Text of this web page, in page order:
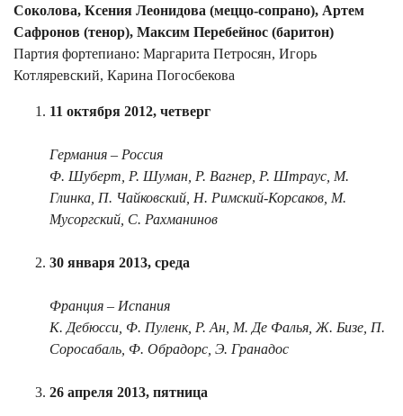
Соколова, Ксения Леонидова (меццо-сопрано), Артем
Сафронов (тенор), Максим Перебейнос (баритон)
Партия фортепиано: Маргарита Петросян, Игорь
Котляревский, Карина Погосбекова
11 октября 2012, четверг
Германия – Россия
Ф. Шуберт, Р. Шуман, Р. Вагнер, Р. Штраус, М.
Глинка, П. Чайковский, Н. Римский-Корсаков, М.
Мусоргский, С. Рахманинов
30 января 2013, среда
Франция – Испания
К. Дебюсси, Ф. Пуленк, Р. Ан, М. Де Фалья, Ж. Бизе, П.
Соросабаль, Ф. Обрадорс, Э. Гранадос
26 апреля 2013, пятница